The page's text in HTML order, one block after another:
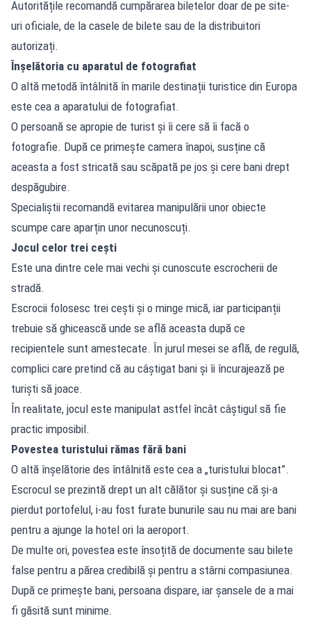
Autoritățile recomandă cumpărarea biletelor doar de pe site-
uri oficiale, de la casele de bilete sau de la distribuitori
autorizați.
Înșelătoria cu aparatul de fotografiat
O altă metodă întâlnită în marile destinații turistice din Europa
este cea a aparatului de fotografiat.
O persoană se apropie de turist și îi cere să îi facă o
fotografie. După ce primește camera înapoi, susține că
aceasta a fost stricată sau scăpată pe jos și cere bani drept
despăgubire.
Specialiștii recomandă evitarea manipulării unor obiecte
scumpe care aparțin unor necunoscuți.
Jocul celor trei cești
Este una dintre cele mai vechi și cunoscute escrocherii de
stradă.
Escrocii folosesc trei cești și o minge mică, iar participanții
trebuie să ghicească unde se află aceasta după ce
recipientele sunt amestecate. În jurul mesei se află, de regulă,
complici care pretind că au câștigat bani și îi încurajează pe
turiști să joace.
În realitate, jocul este manipulat astfel încât câștigul să fie
practic imposibil.
Povestea turistului rămas fără bani
O altă înșelătorie des întâlnită este cea a „turistului blocat”.
Escrocul se prezintă drept un alt călător și susține că și-a
pierdut portofelul, i-au fost furate bunurile sau nu mai are bani
pentru a ajunge la hotel ori la aeroport.
De multe ori, povestea este însoțită de documente sau bilete
false pentru a părea credibilă și pentru a stârni compasiunea.
După ce primește bani, persoana dispare, iar șansele de a mai
fi găsită sunt minime.